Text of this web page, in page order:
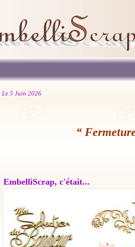
Le 5 Juin 2026
“
EmbelliScrap, c'était...